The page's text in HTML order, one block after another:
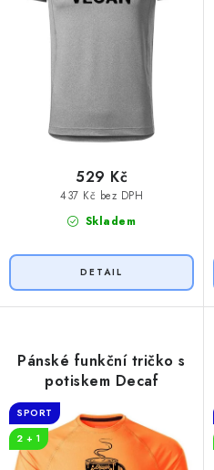
Skladem
437 Kč bez DPH
529 Kč
Pánské funkční tričko s
potiskem Decaf
SPORT
2 + 1